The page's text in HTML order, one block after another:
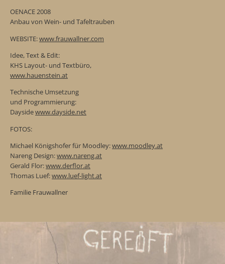
OENACE 2008
Anbau von Wein- und Tafeltrauben
WEBSITE:www.frauwallner.com
Idee, Text & Edit:
KHS Layout- und Textbüro,
www.hauenstein.at
Technische Umsetzung
und Programmierung:
Daysidewww.dayside.net
FOTOS:
Michael Königshofer für Moodley:www.moodley.at
Nareng Design:www.nareng.at
Gerald Flor:www.derflor.at
Thomas Luef:www.luef-light.at
Familie Frauwallner